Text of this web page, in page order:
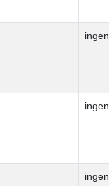
ingen
ingen
ingen